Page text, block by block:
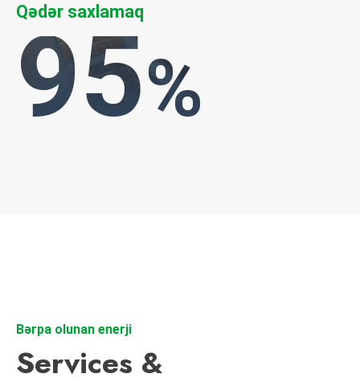
Qədər saxlamaq
95%
Bərpa olunan enerji
Services &